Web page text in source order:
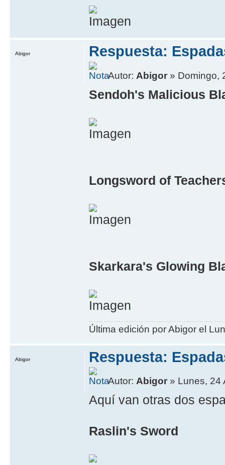
Respuesta:
Autor: Abigor » Domingo,
Sendoh's Malicious
Longsword of
Skarkara's Glowing
Última edición por Abigor el
Abigor
Respuesta:
Autor:Abigor » Lunes, 24
Aquí­ van otras dos
Raslin's Sword
Abigor